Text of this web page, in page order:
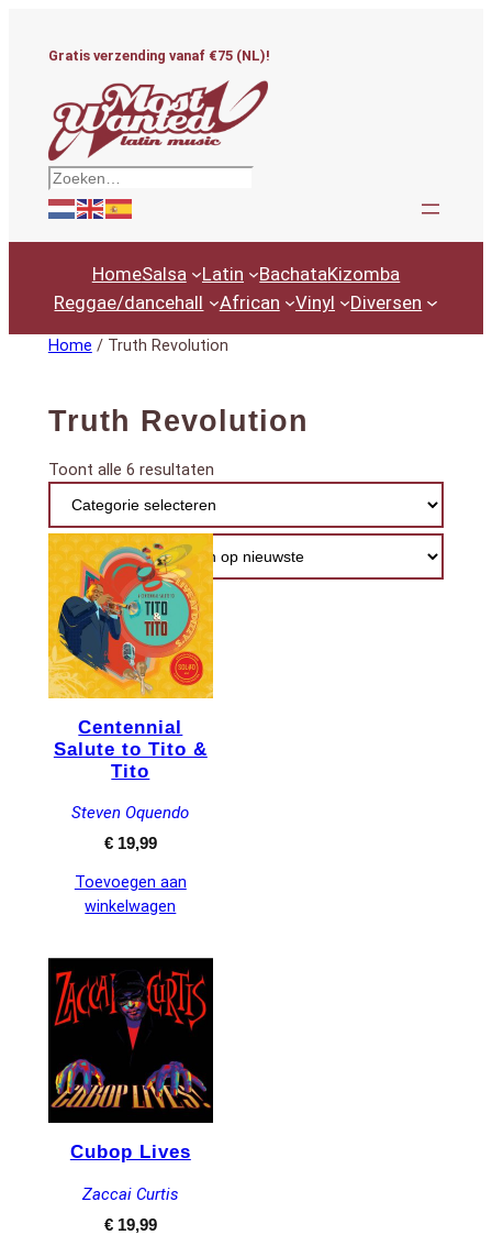
Gratis verzending vanaf €75 (NL)!
Zoeken
HomeSalsa Latin BachataKizomba
Reggae/dancehall
African Vinyl Diversen
Home / Truth Revolution
Truth Revolution
Toont alle 6 resultatenGesorteerd
nieuwste
Centennial
Salute to Tito &
Tito
Steven Oquendo
€19,99
Toevoegen aan
winkelwagen
Cubop Lives
Zaccai Curtis
€19,99